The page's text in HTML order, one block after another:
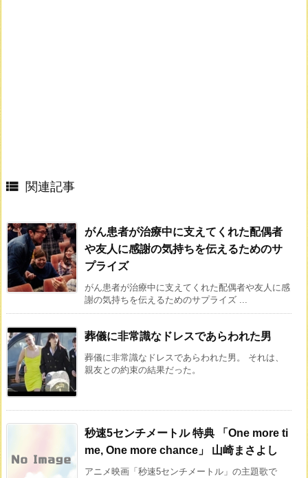
 関連記事
がん患者が治療中に支えてくれた配偶者
や友人に感謝の気持ちを伝えるためのサ
プライズ
がん患者が治療中に支えてくれた配偶者や友人に感
謝の気持ちを伝えるためのサプライズ ...
葬儀に非常識なドレスであらわれた男
葬儀に非常識なドレスであらわれた男。 それは、
親友との約束の結果だった。
秒速5センチメートル 特典 「One more ti
me, One more chance」 山崎まさよし
アニメ映画「秒速5センチメートル」の主題歌で